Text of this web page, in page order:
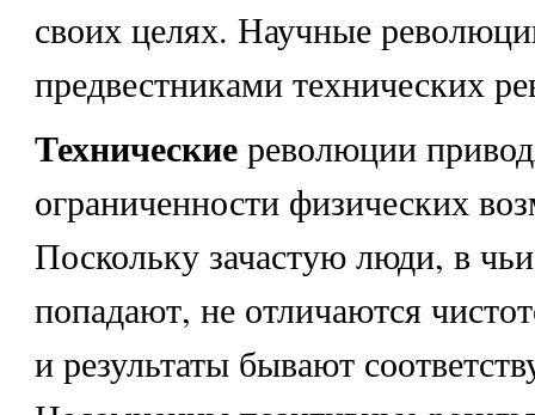
своих целях. Научные
предвестниками технических
Технические революции
ограниченности физических
Поскольку зачастую люди, в
попадают, не отличаются
и результаты бывают